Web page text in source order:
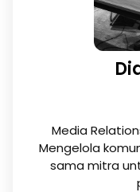
Media
Mengelola
sama mitra